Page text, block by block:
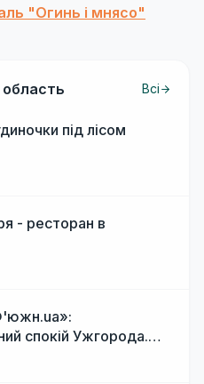
"Огинь і мнясо"
Всі
під лісом
- ресторан в
спокій Ужгорода.
кухня, затишок